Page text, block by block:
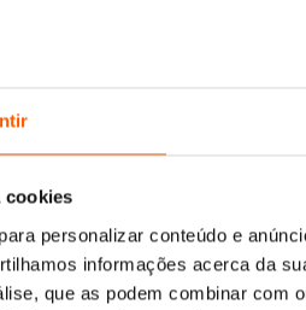
cookies
personalizar conteúdo e
informações acerca da
que as podem combinar com